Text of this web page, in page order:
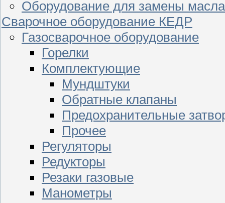
Оборудование для замены масла
Сварочное оборудование КЕДР
Газосварочное оборудование
Горелки
Комплектующие
Мундштуки
Обратные клапаны
Предохранительные
Прочее
Регуляторы
Редукторы
Резаки газовые
Манометры